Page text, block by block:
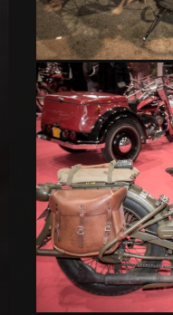
Harley-Davidson 1948